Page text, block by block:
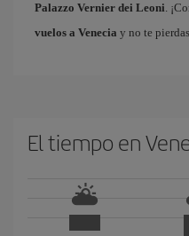
Palazzo Vernier dei Leoni.
vuelos a Venecia y no te
El tiempo en